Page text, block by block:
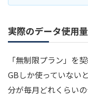
実際のデータ使用
「無制限プラン」を
GBしか使っていない
分が毎月どれくらい